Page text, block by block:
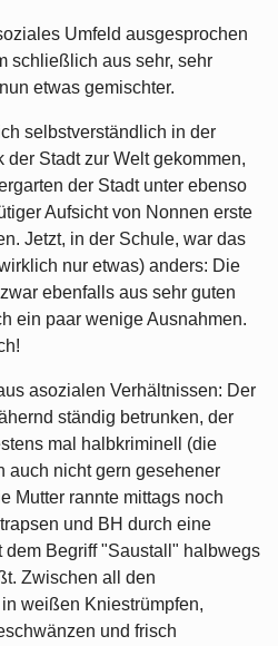
Umfeld ausgesprochen
schließlich aus sehr, sehr
etwas gemischter.
selbstverständlich in der
Stadt zur Welt gekommen,
der Stadt unter ebenso
Aufsicht von Nonnen erste
Jetzt, in der Schule, war das
nur etwas) anders: Die
ebenfalls aus sehr guten
ein paar wenige Ausnahmen.
asozialen Verhältnissen: Der
ständig betrunken, der
mal halbkriminell (die
auch nicht gern gesehener
Mutter rannte mittags noch
und BH durch eine
dem Begriff "Saustall" halbwegs
Zwischen all den
weißen Kniestrümpfen,
und frisch